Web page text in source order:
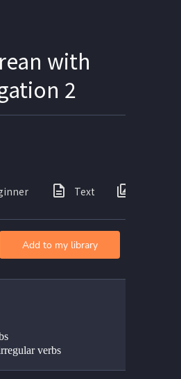
with
2
verbs
Text
Add to my library